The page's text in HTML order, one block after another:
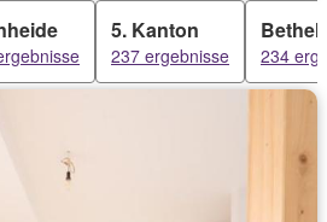
5. Kanton
237 ergebnisse
Bethel
234